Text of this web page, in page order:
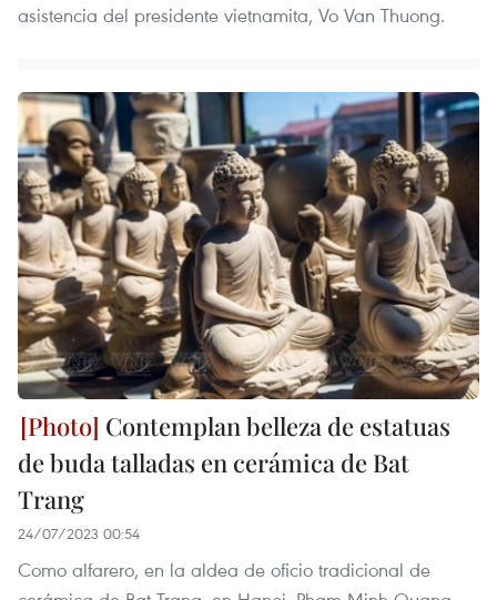
asistencia del presidente vietnamita, Vo Van Thuong.
Contemplan belleza de estatuas
de buda talladas en cerámica de Bat
Trang
24/07/2023 00:54
Como alfarero, en la aldea de oficio tradicional de